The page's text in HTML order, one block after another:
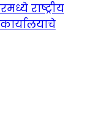
राष्ट्रीय